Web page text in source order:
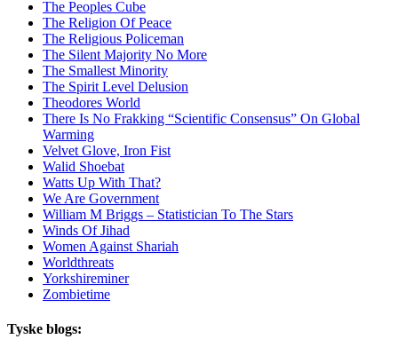
The Peoples Cube
The Religion Of Peace
The Religious Policeman
The Silent Majority No More
The Smallest Minority
The Spirit Level Delusion
Theodores World
There Is No Frakking “Scientific Consensus” On Global
Warming
Velvet Glove, Iron Fist
Walid Shoebat
Watts Up With That?
We Are Government
William M Briggs – Statistician To The Stars
Winds Of Jihad
Women Against Shariah
Worldthreats
Yorkshireminer
Zombietime
Tyske blogs: